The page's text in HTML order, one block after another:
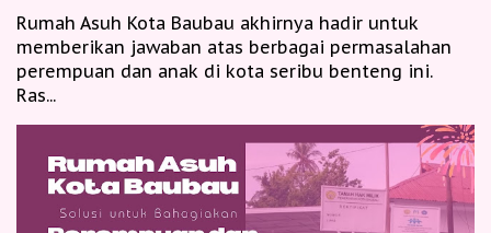
Rumah Asuh Kota Baubau akhirnya hadir untuk
memberikan jawaban atas berbagai permasalahan
perempuan dan anak di kota seribu benteng ini.
Ras...